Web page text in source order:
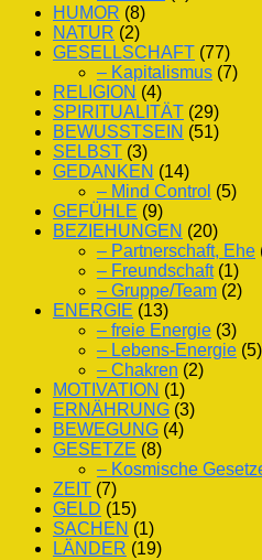
HUMOR (8)
NATUR (2)
GESELLSCHAFT (77)
– Kapitalismus (7)
RELIGION (4)
SPIRITUALITÄT (29)
BEWUSSTSEIN (51)
SELBST (3)
GEDANKEN (14)
– Mind Control (5)
GEFÜHLE (9)
BEZIEHUNGEN (20)
– Partnerschaft, Ehe
– Freundschaft(1)
– Gruppe/Team (2)
ENERGIE (13)
– freie Energie (3)
– Lebens-Energie (5)
– Chakren (2)
MOTIVATION (1)
ERNÄHRUNG (3)
BEWEGUNG (4)
GESETZE (8)
– Kosmische
ZEIT (7)
GELD (15)
SACHEN (1)
LÄNDER (19)